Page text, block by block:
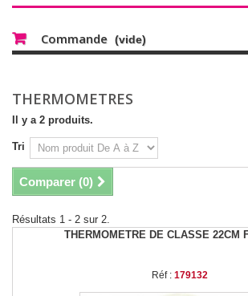
Commande (vide)
THERMOMETRES
Il y a 2 produits.
Tri
Comparer (0)
Résultats 1 - 2 sur 2.
THERMOMETRE DE CLASSE 22CM
Réf : 179132